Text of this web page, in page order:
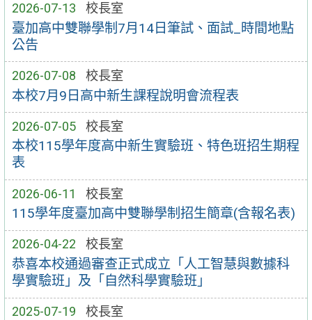
2026-07-13 校長室
臺加高中雙聯學制7月14日筆試、面試_時間地點
公告
2026-07-08 校長室
本校7月9日高中新生課程說明會流程表
2026-07-05 校長室
本校115學年度高中新生實驗班、特色班招生期程
表
2026-06-11 校長室
115學年度臺加高中雙聯學制招生簡章(含報名表)
2026-04-22 校長室
恭喜本校通過審查正式成立「人工智慧與數據科
學實驗班」及「自然科學實驗班」
2025-07-19 校長室